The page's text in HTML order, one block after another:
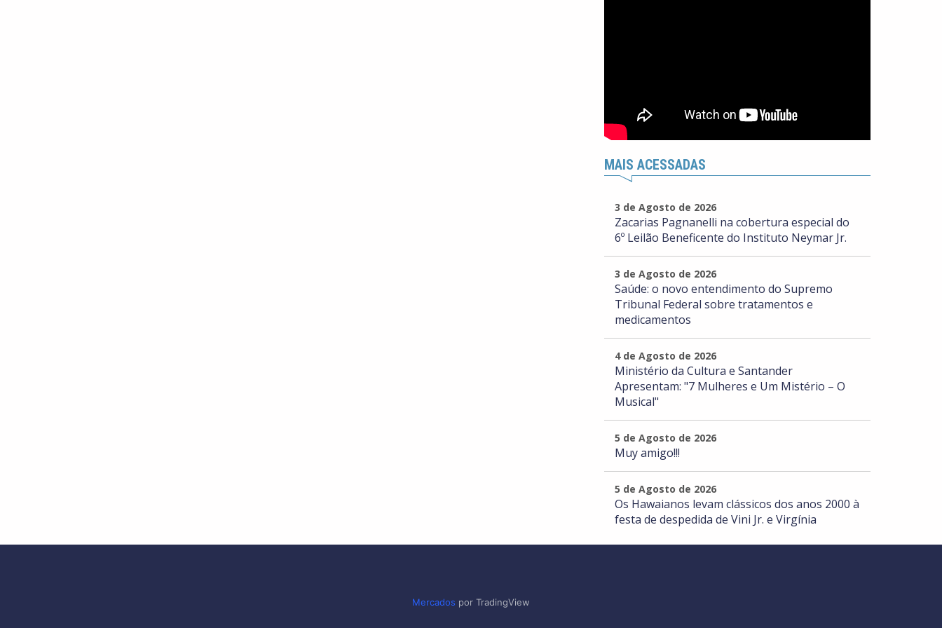
MAIS ACESSADAS
3 de Agosto de 2026
Zacarias Pagnanelli na cobertura especial do
6º Leilão Beneficente do Instituto Neymar Jr.
3 de Agosto de 2026
Saúde: o novo entendimento do Supremo
Tribunal Federal sobre tratamentos e
medicamentos
4 de Agosto de 2026
Ministério da Cultura e Santander
Apresentam: "7 Mulheres e Um Mistério – O
Musical"
5 de Agosto de 2026
Muy amigo!!!
5 de Agosto de 2026
Os Hawaianos levam clássicos dos anos 2000 à
festa de despedida de Vini Jr. e Virgínia
Mercados por TradingView